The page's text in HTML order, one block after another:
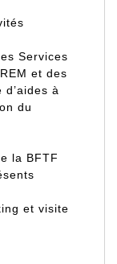
Services
et des
à
du
la BFTF
et visite